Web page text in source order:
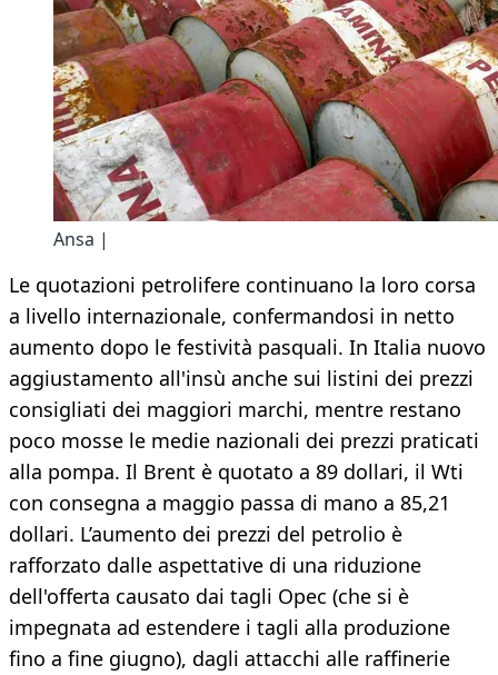
Ansa |
Le quotazioni petrolifere continuano la loro corsa
a livello internazionale, confermandosi in netto
aumento dopo le festività pasquali. In Italia nuovo
aggiustamento all'insù anche sui listini dei prezzi
consigliati dei maggiori marchi, mentre restano
poco mosse le medie nazionali dei prezzi praticati
alla pompa. Il Brent è quotato a 89 dollari, il Wti
con consegna a maggio passa di mano a 85,21
dollari. L’aumento dei prezzi del petrolio è
rafforzato dalle aspettative di una riduzione
dell'offerta causato dai tagli Opec (che si è
impegnata ad estendere i tagli alla produzione
fino a fine giugno), dagli attacchi alle raffinerie